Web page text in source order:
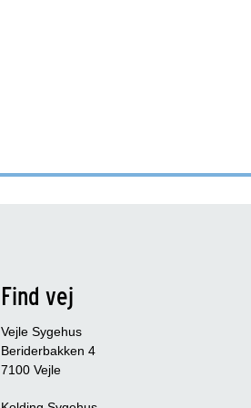
Find vej
Vejle Sygehus
Beriderbakken 4
7100 Vejle